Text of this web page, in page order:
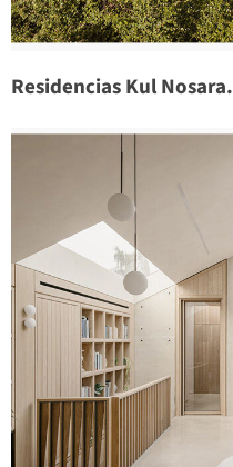
Residencias Kul Nosara.